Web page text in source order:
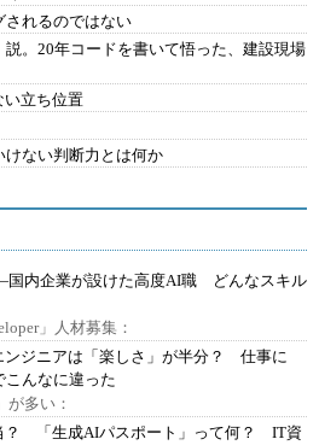
されるのではない
説。20年コードを書いて悟った、建設現場
立ち位置
ない判断力とは何か
内企業が設けた高度AI職 どんなスキル
」人材募集：
ンジニアは「楽しさ」が半分？ 仕事に
こんなに違った
が多い：
？ 「生成AIパスポート」って何？ IT資